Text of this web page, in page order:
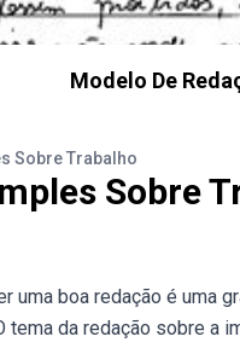
Modelo De
Sobre Trabalho
Sobre
uma boa redação é uma
tema da redação sobre a